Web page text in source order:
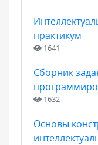
практикум
1641
Сборник
1632
Основы